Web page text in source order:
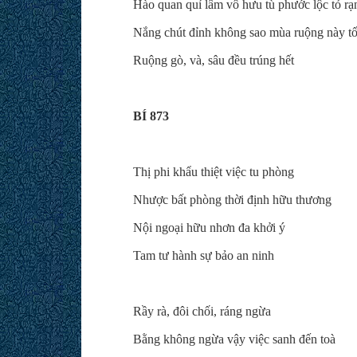
Hào quan quỉ lâm vô hưu tù phước lộc tỏ
Nắng chút đỉnh không sao mùa ruộng này
Ruộng gò, và, sâu đều trúng hết
BÍ 873
Thị phi khẩu thiệt việc tu phòng
Nhược bất phòng thời định hữu thương
Nội ngoại hữu nhơn đa khởi ý
Tam tư hành sự bảo an ninh
Rầy rà, đôi chối, ráng ngừa
Bằng không ngừa vậy việc sanh đến toà